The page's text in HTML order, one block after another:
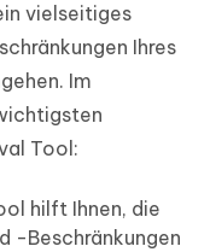
vielseitiges
Ihres
Im
Tool:
hilft Ihnen, die
-Beschränkungen